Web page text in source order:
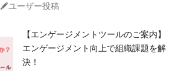
Cユーザー投稿
【エンゲージメントツールのご案内】
エンゲージメント向上で組織課題を解
決！